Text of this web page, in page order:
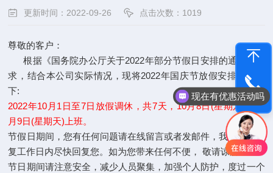
现在有优惠活动吗
更新时间：2022-09-26 点击次数：1019
尊敬的客户：
根据《国务院办公厅关于2022年部分节假日安排的通知》要
求，结合本公司实际情况，现将2022年国庆节放假安排通知如
下:
2022年10月1日至7日放假调休，共7天，10月8日(星期六)、10
月9日(星期天)上班。
节假日期间，您有任何问题请在线留言或者发邮件，我们将在恢
复工作日内尽快回复您。如为您带来任何不便， 敬请谅解！
节日期间请注意安全，减少人员聚集，加强个人防护，度过一个
电话咨询